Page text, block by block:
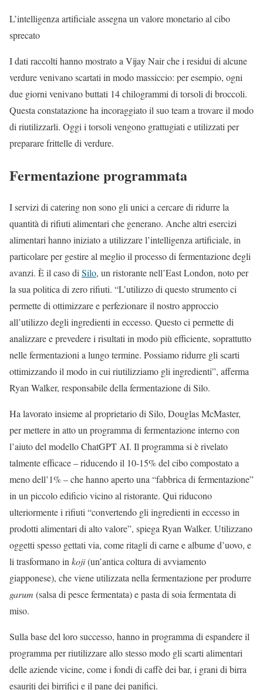
L’intelligenza artificiale assegna un valore monetario al cibo
sprecato
I dati raccolti hanno mostrato a Vijay Nair che i residui di alcune
verdure venivano scartati in modo massiccio: per esempio, ogni
due giorni venivano buttati 14 chilogrammi di torsoli di broccoli.
Questa constatazione ha incoraggiato il suo team a trovare il modo
di riutilizzarli. Oggi i torsoli vengono grattugiati e utilizzati per
preparare frittelle di verdure.
Fermentazione programmata
I servizi di catering non sono gli unici a cercare di ridurre la
quantità di rifiuti alimentari che generano. Anche altri esercizi
alimentari hanno iniziato a utilizzare l’intelligenza artificiale, in
particolare per gestire al meglio il processo di fermentazione degli
avanzi. È il caso diSilo, un ristorante nell’East London, noto per
la sua politica di zero rifiuti. “L’utilizzo di questo strumento ci
permette di ottimizzare e perfezionare il nostro approccio
all’utilizzo degli ingredienti in eccesso. Questo ci permette di
analizzare e prevedere i risultati in modo più efficiente, soprattutto
nelle fermentazioni a lungo termine. Possiamo ridurre gli scarti
ottimizzando il modo in cui riutilizziamo gli ingredienti”, afferma
Ryan Walker, responsabile della fermentazione di Silo.
Ha lavorato insieme al proprietario di Silo, Douglas McMaster,
per mettere in atto un programma di fermentazione interno con
l’aiuto del modello ChatGPT AI. Il programma si è rivelato
talmente efficace – riducendo il 10-15% del cibo compostato a
meno dell’1% – che hanno aperto una “fabbrica di fermentazione”
in un piccolo edificio vicino al ristorante. Qui riducono
ulteriormente i rifiuti “convertendo gli ingredienti in eccesso in
prodotti alimentari di alto valore”, spiega Ryan Walker. Utilizzano
oggetti spesso gettati via, come ritagli di carne e albume d’uovo, e
li trasformano inkoji(un’antica coltura di avviamento
giapponese), che viene utilizzata nella fermentazione per produrre
garum (salsa di pesce fermentata) e pasta di soia fermentata di
miso.
Sulla base del loro successo, hanno in programma di espandere il
programma per riutilizzare allo stesso modo gli scarti alimentari
delle aziende vicine, come i fondi di caffè dei bar, i grani di birra
esauriti dei birrifici e il pane dei panifici.